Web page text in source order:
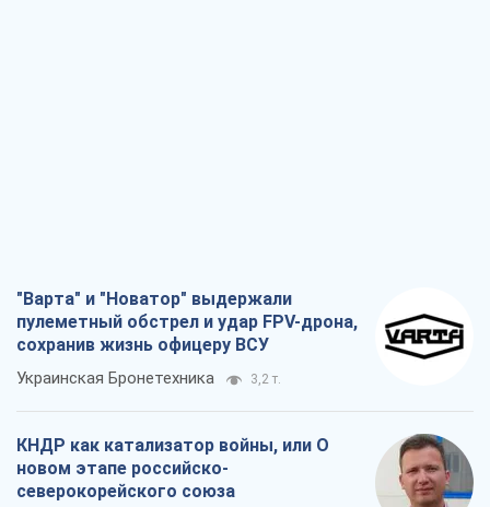
"Варта" и "Новатор" выдержали
пулеметный обстрел и удар FPV-дрона,
сохранив жизнь офицеру ВСУ
Украинская Бронетехника 3,2 т.
КНДР как катализатор войны, или О
новом этапе российско-
северокорейского союза